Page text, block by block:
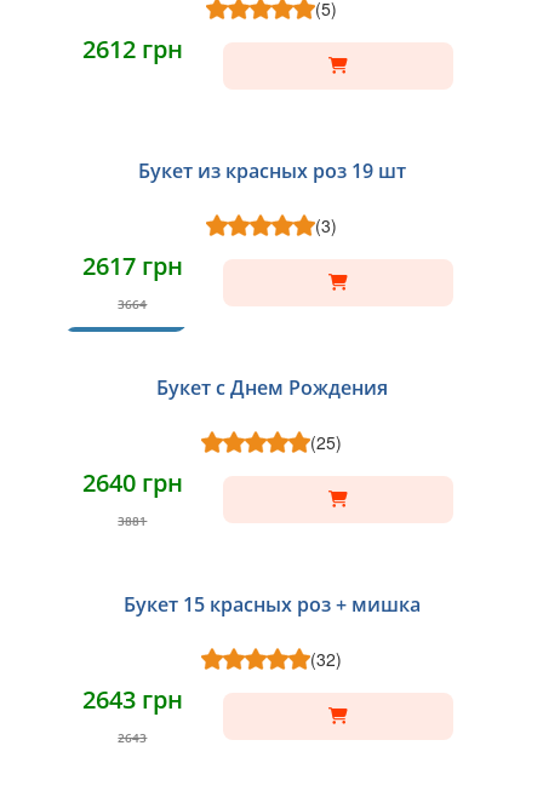
(5)
2612 грн
Букет из красных роз 19 шт
(3)
2617 грн
3664
Букет с Днем Рождения
(25)
2640 грн
3881
Букет 15 красных роз + мишка
(32)
2643 грн
2643